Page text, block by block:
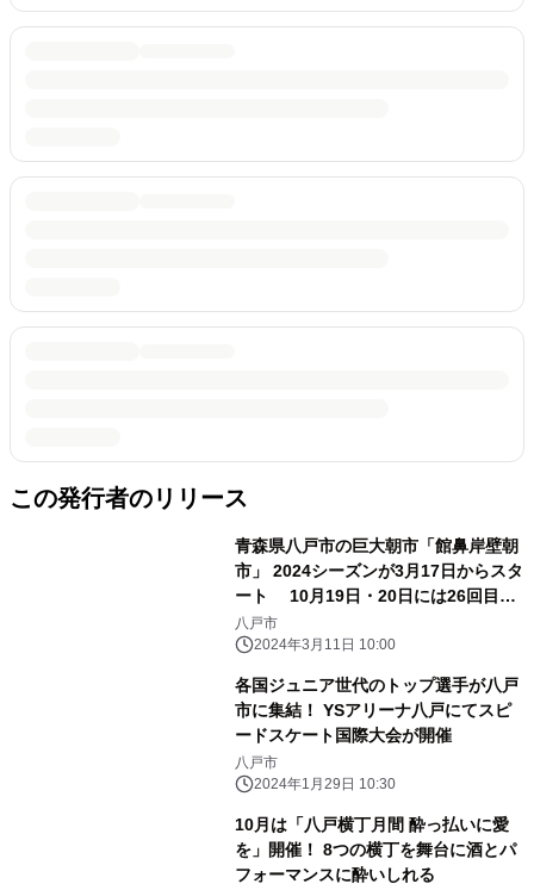
この発行者のリリース
青森県八戸市の巨大朝市「館鼻岸壁朝
市」 2024シーズンが3月17日からスタ
ート 10月19日・20日には26回目の
「全国朝市サミット」も開催
八戸市
2024年3月11日 10:00
各国ジュニア世代のトップ選手が八戸
市に集結！ YSアリーナ八戸にてスピ
ードスケート国際大会が開催
八戸市
2024年1月29日 10:30
10月は「八戸横丁月間 酔っ払いに愛
を」開催！ 8つの横丁を舞台に酒とパ
フォーマンスに酔いしれる